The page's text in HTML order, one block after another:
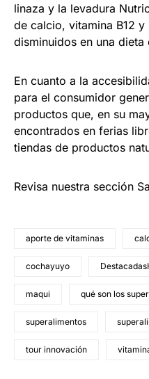
linaza y la levadura
de calcio, vitamina B12
disminuidos en una
En cuanto a la
para el consumidor
productos que, en su
encontrados en ferias
tiendas de productos
Revisa nuestra sección
aporte de vitaminas
cochayuyo
maqui qué son los
superalimentos
tour innovación